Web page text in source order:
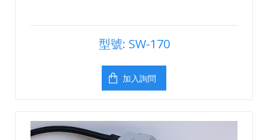
型號: SW-170
加入詢問